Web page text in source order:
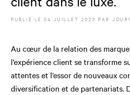
PUBLIÉ LE04 JUILLET 2023 PAR
Au cœur de la relation des
l’expérience client se transforme
attentes et l’essor de nouveaux
diversification et de partenariats.